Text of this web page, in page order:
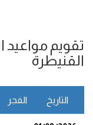
تقويم مواعيد
القنيطرة
التاريخ الفجر